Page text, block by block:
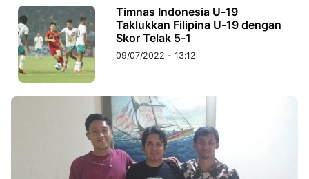
Timnas Indonesia U-19
Taklukkan Filipina U-19 dengan
Skor Telak 5-1
09/07/2022 - 13:12